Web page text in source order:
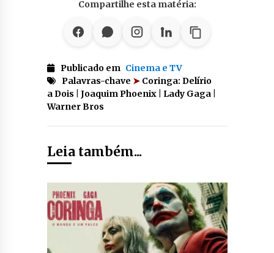
Compartilhe esta matéria:
Publicado em Cinema e TV
Palavras-chave ➤Coringa: Delírio
a Dois | Joaquim Phoenix | Lady Gaga |
Warner Bros
Leia também...